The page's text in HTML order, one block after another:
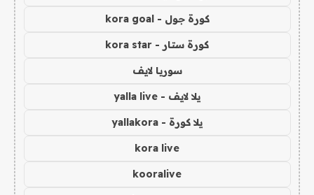
كورة جول - kora goal
كورة ستار - kora star
سوريا لايف
يلا لايف - yalla live
يلا كورة - yallakora
kora live
kooralive